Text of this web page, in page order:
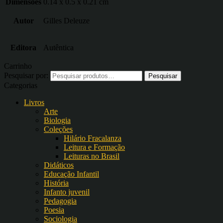
Dimensões 0.14 x 0.5 x 0.21 cm
Autor Gilles Deleuze
Editora Autêntica
Carrinho
Pesquisar por:
Categorias
Livros
Arte
Biologia
Coleções
Hilário Fracalanza
Leitura e Formação
Leituras no Brasil
Didáticos
Educação Infantil
História
Infanto juvenil
Pedagogia
Poesia
Sociologia